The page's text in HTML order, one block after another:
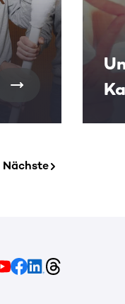
Nächste